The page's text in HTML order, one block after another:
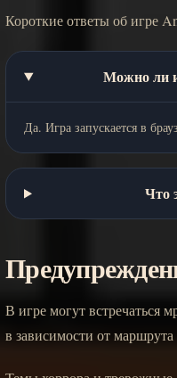
Короткие ответы об игре
Можно ли
Да. Игра запускается в
Что
В игре могут встречаться
в зависимости от